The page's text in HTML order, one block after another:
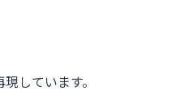
しています。